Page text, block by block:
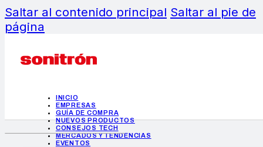
Saltar al contenido principal Saltar al pie de
página
INICIO
EMPRESAS
GUÍA DE COMPRA
NUEVOS PRODUCTOS
CONSEJOS TECH
MERCADOS Y TENDENCIAS
EVENTOS